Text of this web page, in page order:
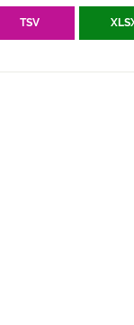
TSV